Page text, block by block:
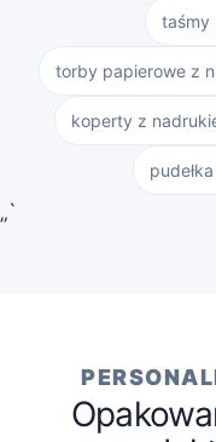
taśmy
torby papierowe z
koperty z
„`